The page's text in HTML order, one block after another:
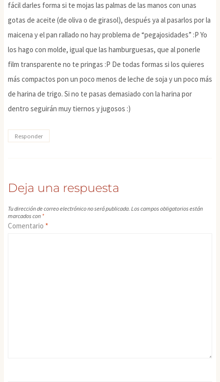
fácil darles forma si te mojas las palmas de las manos con unas
gotas de aceite (de oliva o de girasol), después ya al pasarlos por la
maicena y el pan rallado no hay problema de “pegajosidades” :P Yo
los hago con molde, igual que las hamburguesas, que al ponerle
film transparente no te pringas :P De todas formas si los quieres
más compactos pon un poco menos de leche de soja y un poco más
de harina de trigo. Si no te pasas demasiado con la harina por
dentro seguirán muy tiernos y jugosos :)
Responder
Deja una respuesta
Tu dirección de correo electrónico no será publicada. Los campos obligatorios están
marcados con *
Comentario *